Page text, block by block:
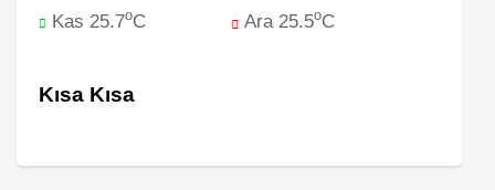
Kas 25.7oC Ara 25.5oC
Kısa Kısa